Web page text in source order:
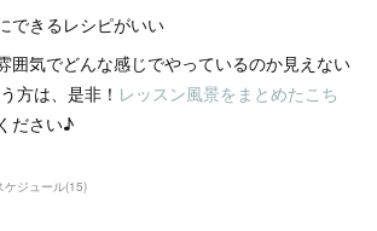
できるレシピがいい
囲気でどんな感じでやっているのか見えない
方は、是非！ レッスン風景をまとめたこち
ださい♪
ケジュール(15)